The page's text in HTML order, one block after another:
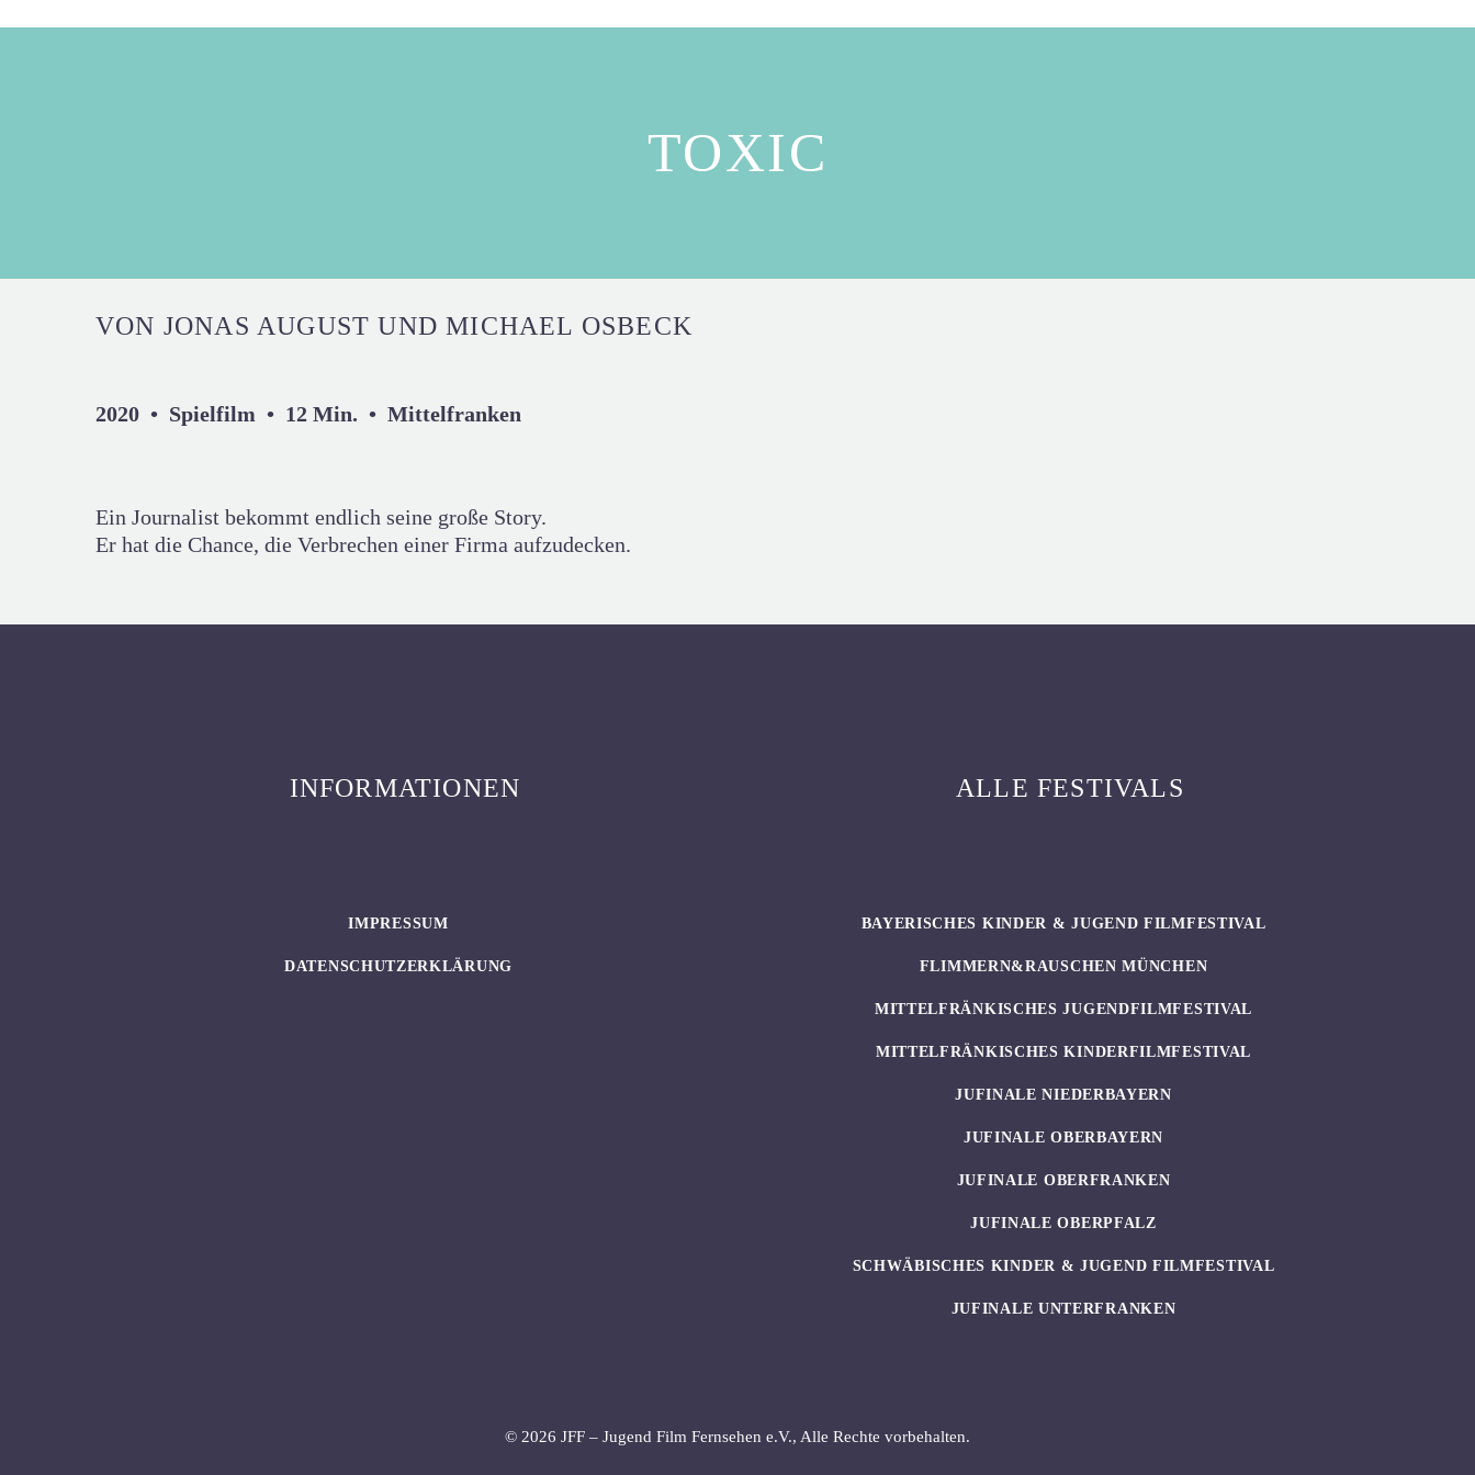
TOXIC
VON JONAS AUGUST UND MICHAEL OSBECK
2020 • Spielfilm • 12 Min. • Mittelfranken
Ein Journalist bekommt endlich seine große Story.
Er hat die Chance, die Verbrechen einer Firma aufzudecken.
INFORMATIONEN
IMPRESSUM
DATENSCHUTZERKLÄRUNG
ALLE FESTIVALS
BAYERISCHES KINDER & JUGEND FILMFESTIVAL
FLIMMERN&RAUSCHEN MÜNCHEN
MITTELFRÄNKISCHES JUGENDFILMFESTIVAL
MITTELFRÄNKISCHES KINDERFILMFESTIVAL
JUFINALE NIEDERBAYERN
JUFINALE OBERBAYERN
JUFINALE OBERFRANKEN
JUFINALE OBERPFALZ
SCHWÄBISCHES KINDER & JUGEND FILMFESTIVAL
JUFINALE UNTERFRANKEN
© 2026 JFF – Jugend Film Fernsehen e.V., Alle Rechte vorbehalten.